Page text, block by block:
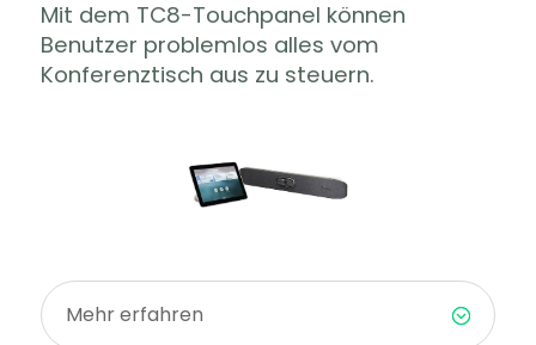
Mit dem TC8-Touchpanel können
Benutzer problemlos alles vom
Konferenztisch aus zu steuern.
Mehr erfahren